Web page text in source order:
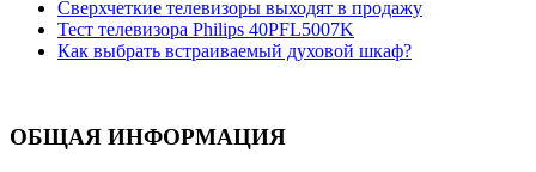
Сверхчеткие телевизоры выходят в продажу
Тест телевизора Philips 40PFL5007K
Как выбрать встраиваемый духовой шкаф?
ОБЩАЯ ИНФОРМАЦИЯ